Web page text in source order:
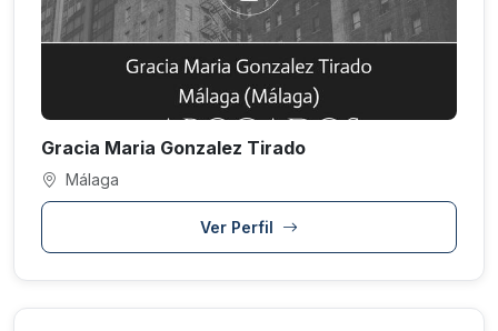
Gracia Maria Gonzalez Tirado
Málaga
Ver Perfil